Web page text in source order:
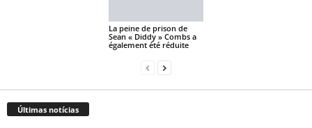
La peine de prison de
Sean « Diddy » Combs a
également été réduite
Últimas notícias